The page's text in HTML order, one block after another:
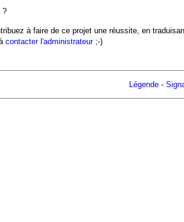
?
à faire de ce projet une réussite, en
contacter l'administrateur;-)
Légende-